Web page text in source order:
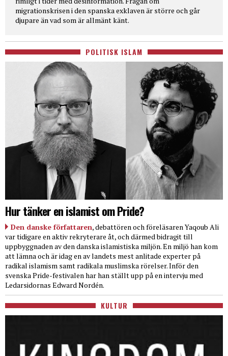
migrationskrisen i den spanska exklaven är större och går
djupare än vad som är allmänt känt.
POLITISK ISLAM
Hur tänker en islamist om Pride?
Den danske författaren, debattören och föreläsaren Yaqoub Ali
var tidigare en aktiv rekryterare åt, och därmed bidragit till
uppbyggnaden av den danska islamistiska miljön. En miljö han kom
att lämna och är idag en av landets mest anlitade experter på
radikal islamism samt radikala muslimska rörelser. Inför den
svenska Pride-festivalen har han ställt upp på en intervju med
Ledarsidornas Edward Nordén.
KULTUR